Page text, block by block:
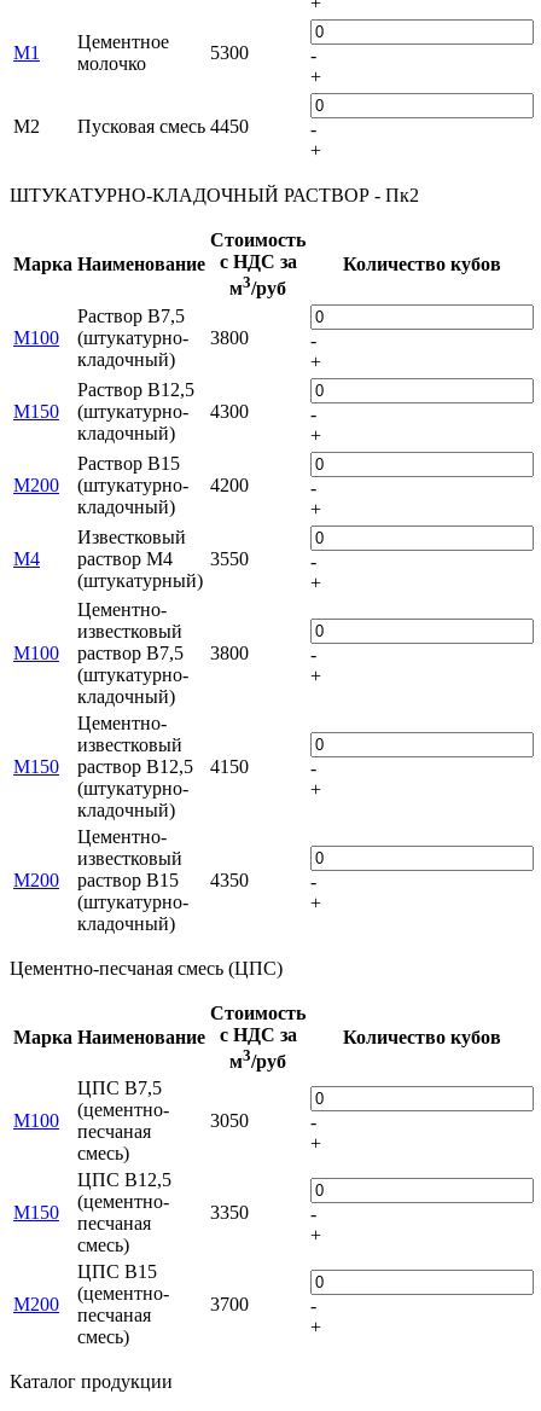
М1
Цементное
молочко
5300
-
+
М2 Пусковая смесь 4450
-
+
ШТУКАТУРНО-КЛАДОЧНЫЙ РАСТВОР - Пк2
Марка Наименование
Стоимость
с НДС за
м3/руб
Количество кубов
М100
Раствор B7,5
(штукатурно-
кладочный)
3800
-
+
М150
Раствор B12,5
(штукатурно-
кладочный)
4300
-
+
М200
Раствор B15
(штукатурно-
кладочный)
4200
-
+
М4
Известковый
раствор М4
(штукатурный)
3550
-
+
М100
Цементно-
известковый
раствор B7,5
(штукатурно-
кладочный)
3800
-
+
М150
Цементно-
известковый
раствор B12,5
(штукатурно-
кладочный)
4150
-
+
М200
Цементно-
известковый
раствор B15
(штукатурно-
кладочный)
4350
-
+
Цементно-песчаная смесь (ЦПС)
Марка Наименование
Стоимость
с НДС за
м3/руб
Количество кубов
М100
ЦПС В7,5
(цементно-
песчаная
смесь)
3050
-
+
М150
ЦПС В12,5
(цементно-
песчаная
смесь)
3350
-
+
М200
ЦПС В15
(цементно-
песчаная
смесь)
3700
-
+
Каталог продукции